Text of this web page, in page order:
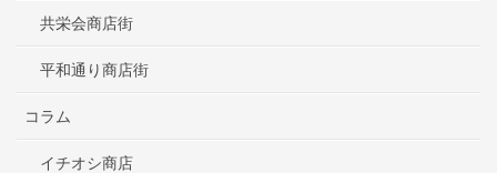
共栄会商店街
平和通り商店街
コラム
イチオシ商店